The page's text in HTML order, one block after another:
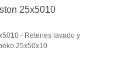
25x5010
- Retenes lavado y
25x50x10